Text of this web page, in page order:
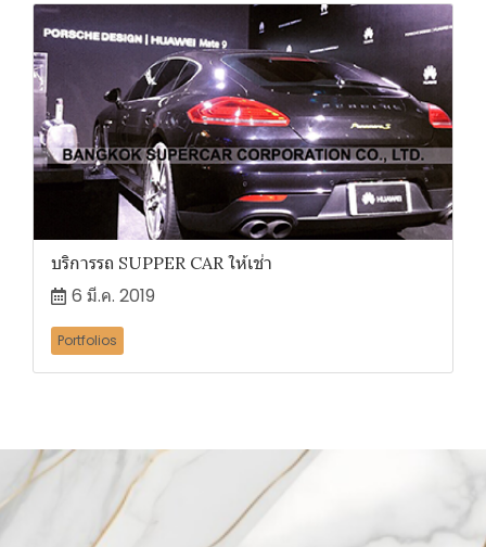
บริการรถ SUPPER CAR ให้เช่า
6 มี.ค. 2019
Portfolios